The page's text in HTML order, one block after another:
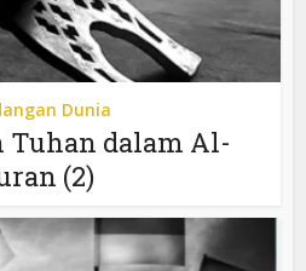
Dunia
Tuhan dalam Al-
(2)